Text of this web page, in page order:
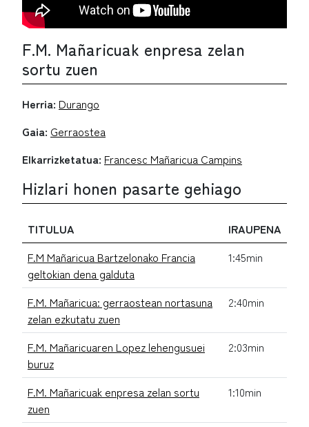
F.M. Mañaricuak enpresa zelan
sortu zuen
Herria: Durango
Gaia: Gerraostea
Elkarrizketatua: Francesc Mañaricua Campins
Hizlari honen pasarte gehiago
TITULUA
IRAUPENA
F.M Mañaricua Bartzelonako Francia
geltokian dena galduta
1:45min
F.M. Mañaricua: gerraostean nortasuna
zelan ezkutatu zuen
2:40min
F.M. Mañaricuaren Lopez lehengusuei
buruz
2:03min
F.M. Mañaricuak enpresa zelan sortu
zuen
1:10min